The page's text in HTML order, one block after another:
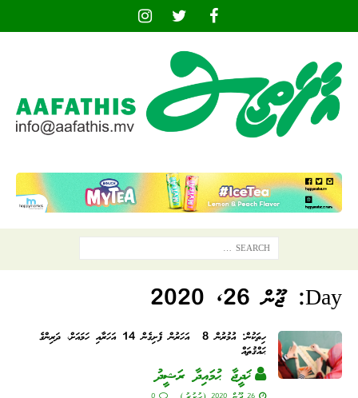
Day: ޖޫން 26, 2020
ހިތަކުން: އުމުރުން 8 އަހަރުން ފެށިގެން 14 އަހަރާއި ހަމައަށް، ދަރިންގެ
ޙައްޤުތައް
ޚަދީޖާ ޙުމައިދާ ރަޝީދު